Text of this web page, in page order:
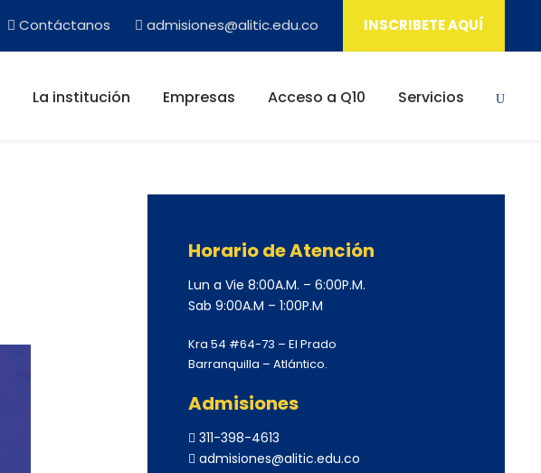
Contáctanos admisiones@alitic.edu.co INSCRIBETE AQUÍ
La institución Empresas Acceso a Q10 Servicios
Horario de Atención
Lun a Vie 8:00A.M. – 6:00P.M.
Sab 9:00A.M – 1:00P.M
Kra 54 #64-73 – El Prado
Barranquilla – Atlántico.
Admisiones
311-398-4613
admisiones@alitic.edu.co